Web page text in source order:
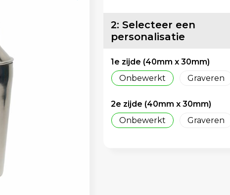
2: Selecteer een
personalisatie
1e zijde (40mm x 30mm)
Onbewerkt
Graveren
2e zijde (40mm x 30mm)
Onbewerkt
Graveren